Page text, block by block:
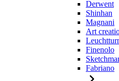
Derwent
Shinhan
Magnani
Art
Finenolo
Fabriano